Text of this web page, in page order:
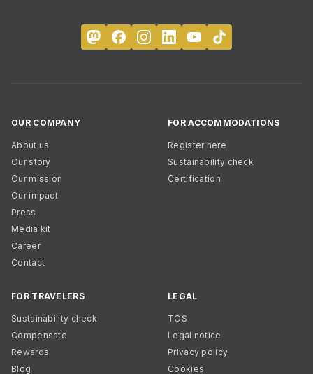
OUR COMPANY
About us
Our story
Our mission
Our impact
Press
Media kit
Career
Contact
FOR ACCOMMODATIONS
Register here
Sustainability check
Certification
FOR TRAVELERS
Sustainability check
Compensate
Rewards
Blog
LEGAL
TOS
Legal notice
Privacy policy
Cookies